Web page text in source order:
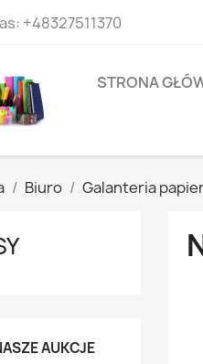
+48327511370
STRONA
Biuro Galanteria
AUKCJE